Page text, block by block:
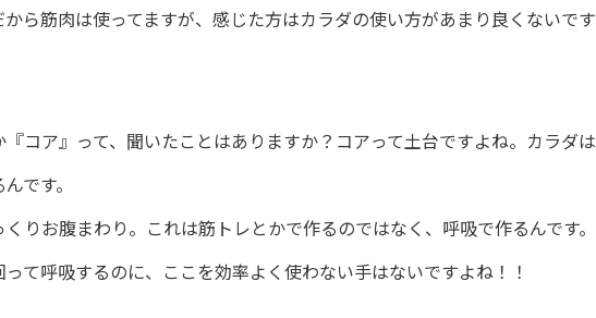
ら筋肉は使ってますが、感じた方はカラダの使い方があまり良くないです
『コア』って、聞いたことはありますか？コアって土台ですよね。カラダは
です。
りお腹まわり。これは筋トレとかで作るのではなく、呼吸で作るんです。
って呼吸するのに、ここを効率よく使わない手はないですよね！！